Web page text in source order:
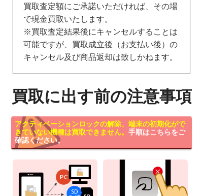
買取査定額にご承諾いただければ、その場
で現金買取いたします。
※買取査定結果後にキャンセルすることは
可能ですが、買取成立後（お支払い後）の
キャンセル及び商品返却は致しかねます。
買取に出す前の注意事項
アクティベーションロックの解除、端末の初期化がで
きていない機種は買取できません。 手順はこちらをご
確認ください。